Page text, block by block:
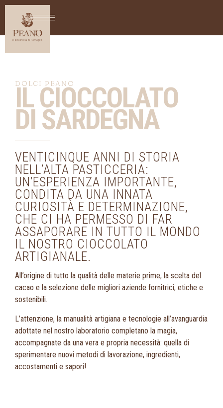
DOLCI PEANO
IL CIOCCOLATO
DI SARDEGNA
VENTICINQUE ANNI DI STORIA
NELL’ALTA PASTICCERIA:
UN’ESPERIENZA IMPORTANTE,
CONDITA DA UNA INNATA
CURIOSITÀ E DETERMINAZIONE,
CHE CI HA PERMESSO DI FAR
ASSAPORARE IN TUTTO IL MONDO
IL NOSTRO CIOCCOLATO
ARTIGIANALE.
All’origine di tutto la qualità delle materie prime, la scelta del
cacao e la selezione delle migliori aziende fornitrici, etiche e
sostenibili.
L’attenzione, la manualità artigiana e tecnologie all’avanguardia
adottate nel nostro laboratorio completano la magia,
accompagnate da una vera e propria necessità: quella di
sperimentare nuovi metodi di lavorazione, ingredienti,
accostamenti e sapori!